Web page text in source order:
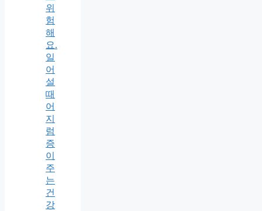
위
험
해
요.
일
어
설
때
어
지
럼
증
이
주
는
건
강